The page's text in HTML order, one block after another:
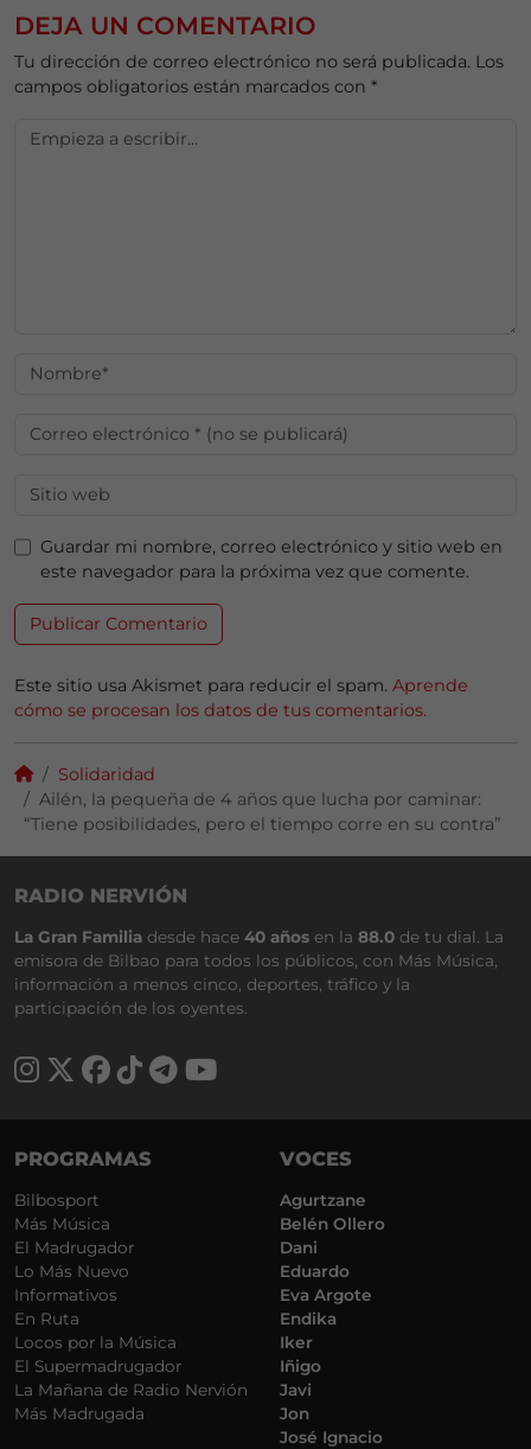
DEJA UN COMENTARIO
Tu dirección de correo electrónico no será publicada. Los
campos obligatorios están marcados con *
Guardar mi nombre, correo electrónico y sitio web en
este navegador para la próxima vez que comente.
Este sitio usa Akismet para reducir el spam. Aprende
cómo se procesan los datos de tus comentarios.
Solidaridad
Ailén, la pequeña de 4 años que lucha por caminar:
“Tiene posibilidades, pero el tiempo corre en su contra”
RADIO NERVIÓN
La Gran Familia desde hace 40 años en la 88.0 de tu dial. La
emisora de Bilbao para todos los públicos, con Más Música,
información a menos cinco, deportes, tráfico y la
participación de los oyentes.
PROGRAMAS
Bilbosport
Más Música
El Madrugador
Lo Más Nuevo
Informativos
En Ruta
Locos por la Música
El Supermadrugador
La Mañana de Radio Nervión
Más Madrugada
VOCES
Agurtzane
Belén Ollero
Dani
Eduardo
Eva Argote
Endika
Iker
Iñigo
Javi
Jon
José Ignacio